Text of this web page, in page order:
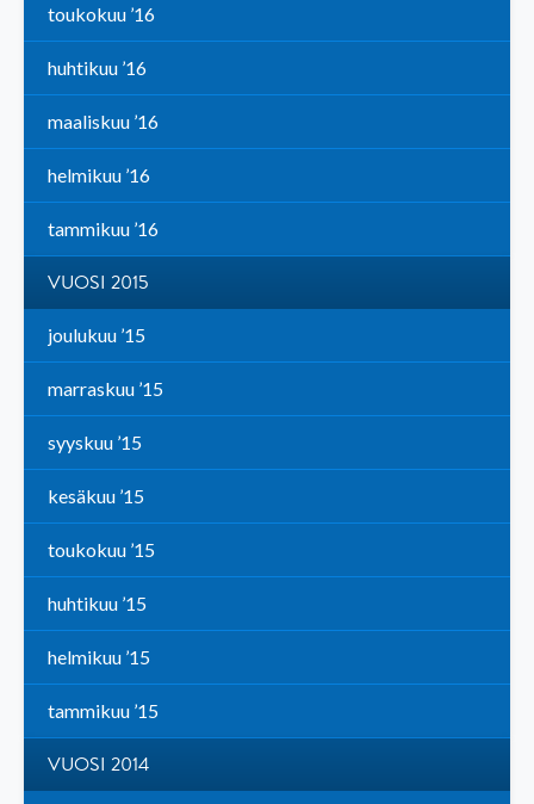
toukokuu ’16
huhtikuu ’16
maaliskuu ’16
helmikuu ’16
tammikuu ’16
VUOSI 2015
joulukuu ’15
marraskuu ’15
syyskuu ’15
kesäkuu ’15
toukokuu ’15
huhtikuu ’15
helmikuu ’15
tammikuu ’15
VUOSI 2014